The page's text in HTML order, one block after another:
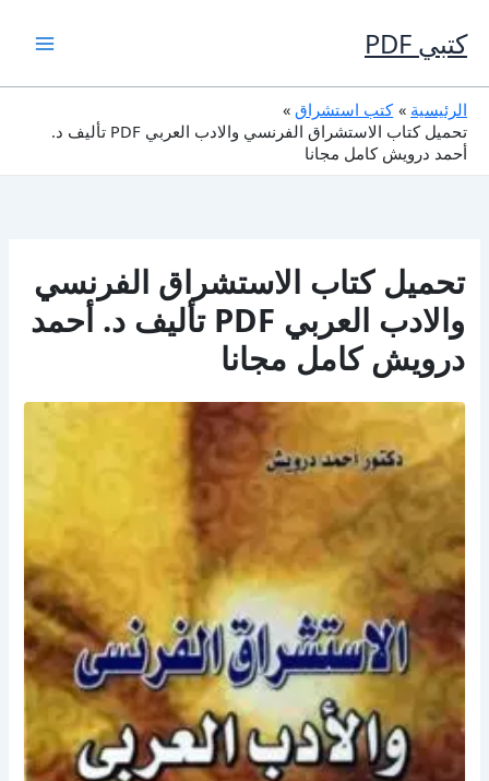
إلى
المحتوى
كتبي PDF
الرئيسية
كتب استشراق
تحميل كتاب الاستشراق الفرنسي والادب العربي PDF تأليف د.
أحمد درويش كامل مجانا
تحميل كتاب الاستشراق الفرنسي
والادب العربي PDF تأليف د. أحمد
درويش كامل مجانا